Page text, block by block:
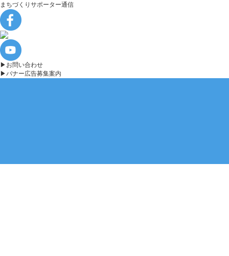
まちづくりサポーター通信
▶︎お問い合わせ
▶︎バナー広告募集案内